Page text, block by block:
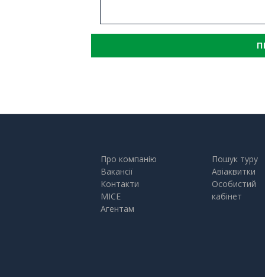
Про компанію
Вакансії
Контакти
MICE
Агентам
Пошук туру
Авіаквитки
Особистий
кабінет